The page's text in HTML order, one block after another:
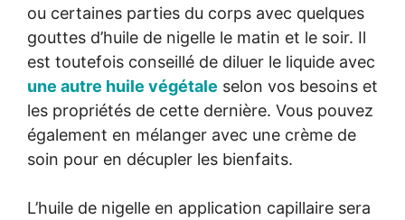
ou certaines parties du corps avec quelques
gouttes d’huile de nigelle le matin et le soir. Il
est toutefois conseillé de diluer le liquide avec
une autre huile végétale selon vos besoins et
les propriétés de cette dernière. Vous pouvez
également en mélanger avec une crème de
soin pour en décupler les bienfaits.
L’huile de nigelle en application capillaire sera